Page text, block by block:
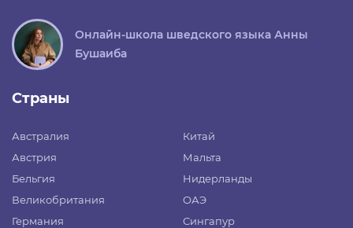
Онлайн-школа шведского языка Анны
Бушаиба
Страны
Австралия
Австрия
Бельгия
Великобритания
Германия
Китай
Мальта
Нидерланды
ОАЭ
Сингапур